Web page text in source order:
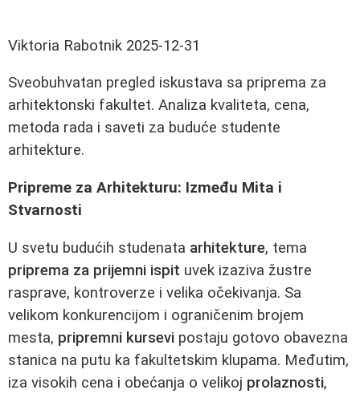
Viktoria Rabotnik 2025-12-31
Sveobuhvatan pregled iskustava sa priprema za
arhitektonski fakultet. Analiza kvaliteta, cena,
metoda rada i saveti za buduće studente
arhitekture.
Pripreme za Arhitekturu: Između Mita i
Stvarnosti
U svetu budućih studenata arhitekture, tema
priprema za prijemni ispit uvek izaziva žustre
rasprave, kontroverze i velika očekivanja. Sa
velikom konkurencijom i ograničenim brojem
mesta, pripremni kursevi postaju gotovo obavezna
stanica na putu ka fakultetskim klupama. Međutim,
iza visokih cena i obećanja o velikoj prolaznosti,